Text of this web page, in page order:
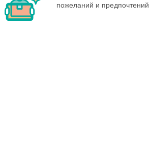
пожеланий и предпочтений